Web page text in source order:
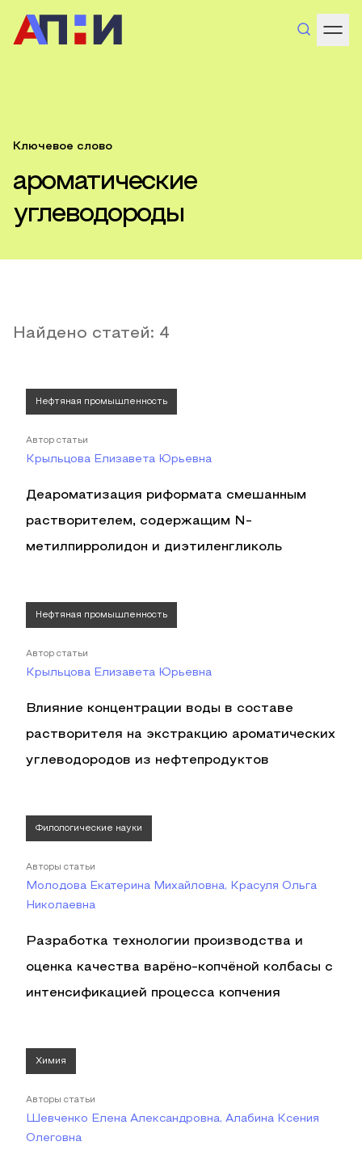
Ключевое слово
ароматические
углеводороды
Найдено статей: 4
Нефтяная промышленность
Автор статьи
Крыльцова Елизавета Юрьевна
Деароматизация риформата смешанным
растворителем, содержащим N-
метилпирролидон и диэтиленгликоль
Нефтяная промышленность
Автор статьи
Крыльцова Елизавета Юрьевна
Влияние концентрации воды в составе
растворителя на экстракцию ароматических
углеводородов из нефтепродуктов
Филологические науки
Авторы статьи
Молодова Екатерина Михайловна, Красуля Ольга
Николаевна
Разработка технологии производства и
оценка качества варёно-копчёной колбасы с
интенсификацией процесса копчения
Химия
Авторы статьи
Шевченко Елена Александровна, Алабина Ксения
Олеговна